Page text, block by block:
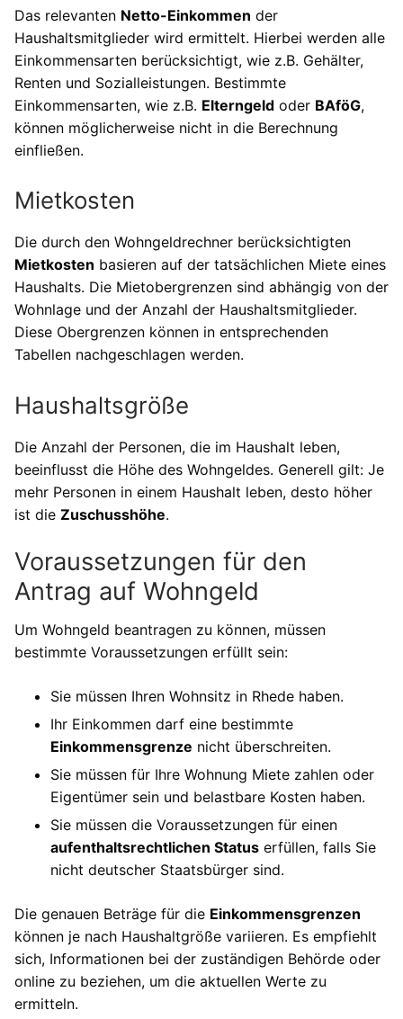
Das relevanten Netto-Einkommen der
Haushaltsmitglieder wird ermittelt. Hierbei werden alle
Einkommensarten berücksichtigt, wie z.B. Gehälter,
Renten und Sozialleistungen. Bestimmte
Einkommensarten, wie z.B. Elterngeld oder BAföG,
können möglicherweise nicht in die Berechnung
einfließen.
Mietkosten
Die durch den Wohngeldrechner berücksichtigten
Mietkosten basieren auf der tatsächlichen Miete eines
Haushalts. Die Mietobergrenzen sind abhängig von der
Wohnlage und der Anzahl der Haushaltsmitglieder.
Diese Obergrenzen können in entsprechenden
Tabellen nachgeschlagen werden.
Haushaltsgröße
Die Anzahl der Personen, die im Haushalt leben,
beeinflusst die Höhe des Wohngeldes. Generell gilt: Je
mehr Personen in einem Haushalt leben, desto höher
ist die Zuschusshöhe.
Voraussetzungen für den
Antrag auf Wohngeld
Um Wohngeld beantragen zu können, müssen
bestimmte Voraussetzungen erfüllt sein:
Sie müssen Ihren Wohnsitz in Rhede haben.
Ihr Einkommen darf eine bestimmte
Einkommensgrenze nicht überschreiten.
Sie müssen für Ihre Wohnung Miete zahlen oder
Eigentümer sein und belastbare Kosten haben.
Sie müssen die Voraussetzungen für einen
aufenthaltsrechtlichen Status erfüllen, falls Sie
nicht deutscher Staatsbürger sind.
Die genauen Beträge für die Einkommensgrenzen
können je nach Haushaltgröße variieren. Es empfiehlt
sich, Informationen bei der zuständigen Behörde oder
online zu beziehen, um die aktuellen Werte zu
ermitteln.